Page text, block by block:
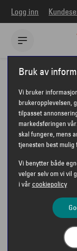
Logg inn
Interoptik
Kjære kunde!
Du har snart
Sjøhaug og
Bruk av
Vi bruker
brukeropplevelsen,
tilpasset
markedsføringen
skal fungere, mens
tjenesten best mulig
Vi benytter både
velger selv om vi vil
i vår cookiepolicy